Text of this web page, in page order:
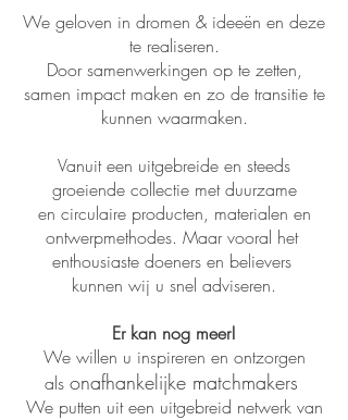
We geloven in dromen & ideeën en deze
te realiseren.
Door samenwerkingen op te zetten,
samen impact maken en zo de transitie te
kunnen waarmaken.
Vanuit een uitgebreide en steeds
groeiende collectie met duurzame
en circulaire producten, materialen en
ontwerpmethodes. Maar vooral het
enthousiaste doeners en believers
kunnen wij u snel adviseren.
Er kan nog meer!
We willen u inspireren en ontzorgen
als onafhankelijke matchmakers
We putten uit een uitgebreid netwerk van